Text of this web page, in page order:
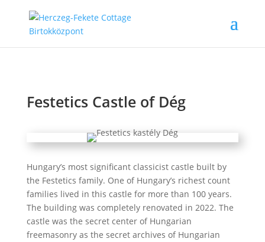
Festetics Castle of Dég
Hungary’s most significant classicist castle built by
the Festetics family. One of Hungary’s richest count
families lived in this castle for more than 100 years.
The building was completely renovated in 2022. The
castle was the secret center of Hungarian
freemasonry as the secret archives of Hungarian